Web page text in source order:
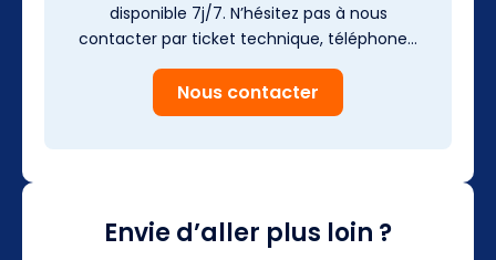
disponible 7j/7. N’hésitez pas à nous
contacter par ticket technique, téléphone…
Nous contacter
Envie d’aller plus loin ?